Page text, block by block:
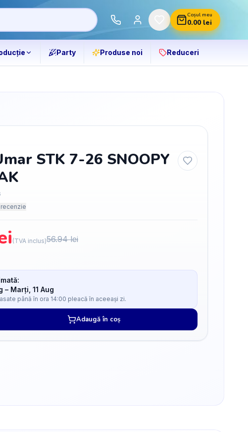
Coșul meu
0.00lei
Party Produse noi Reduceri
STK 7-26 SNOOPY
(TVA inclus)56.94lei
– Marți, 11 Aug
până în ora 14:00 pleacă în aceeași zi.
Adaugă în coș